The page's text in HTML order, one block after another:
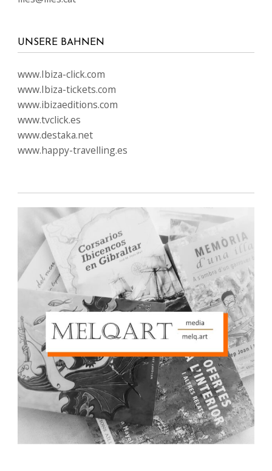
UNSERE BAHNEN
www.Ibiza-click.com
www.Ibiza-tickets.com
www.ibizaeditions.com
www.tvclick.es
www.destaka.net
www.happy-travelling.es